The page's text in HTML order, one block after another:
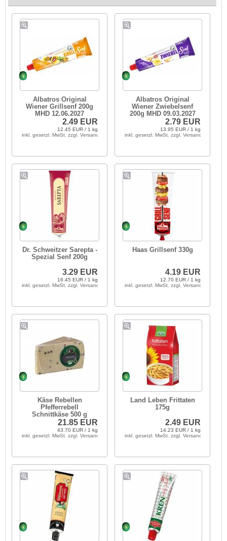
Albatros Original
Wiener Grillsenf 200g
MHD 12.06.2027
2.49 EUR
12.45 EUR / 1 kg
inkl. gesetzl. MwSt. zzgl. Versandkosten
Albatros Original
Wiener Zwiebelsenf
200g MHD 09.03.2027
2.79 EUR
13.95 EUR / 1 kg
inkl. gesetzl. MwSt. zzgl. Versandkosten
Dr. Schweitzer Sarepta -
Spezial Senf 200g
3.29 EUR
16.45 EUR / 1 kg
inkl. gesetzl. MwSt. zzgl. Versandkosten
Haas Grillsenf 330g
4.19 EUR
12.70 EUR / 1 kg
inkl. gesetzl. MwSt. zzgl. Versandkosten
Käse Rebellen
Pfefferrebell
Schnittkäse 500 g
21.85 EUR
43.70 EUR / 1 kg
inkl. gesetzl. MwSt. zzgl. Versandkosten
Land Leben Frittaten
175g
2.49 EUR
14.23 EUR / 1 kg
inkl. gesetzl. MwSt. zzgl. Versandkosten